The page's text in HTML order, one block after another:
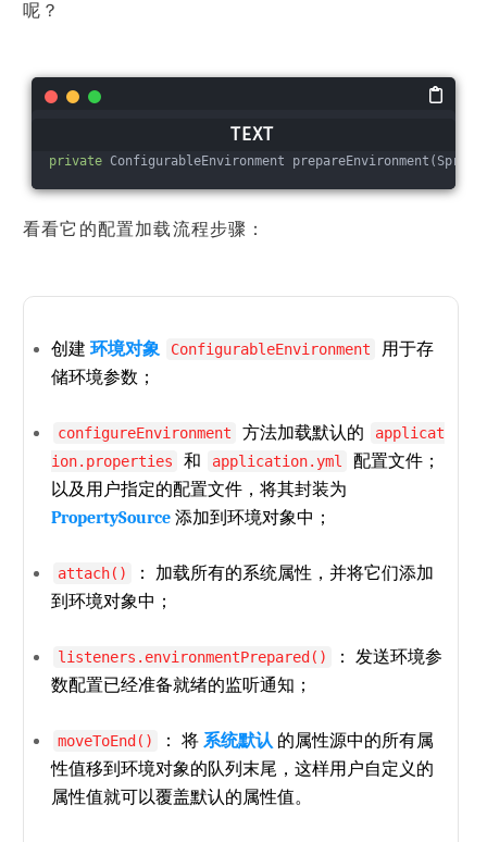
呢？
private ConfigurableEnvironment
看看它的配置加载流程步骤：
创建 环境对象 ConfigurableEnvironment
用于存
储环境参数；
configureEnvironment 方法加载默认的
applicat
ion.properties
和 application.yml
配置文件；
以及用户指定的配置文件，将其封装为
PropertySource添加到环境对象中；
attach()
： 加载所有的系统属性，并将它们添加
到环境对象中；
listeners.environmentPrepared()
： 发送环境参
数配置已经准备就绪的监听通知；
moveToEnd() ： 将 系统默认 的属性源中的所有属
性值移到环境对象的队列末尾，这样用户自定义的
属性值就可以覆盖默认的属性值。